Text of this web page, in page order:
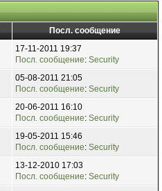
Посл. сообщение
17-11-2011 19:37
Посл. сообщение: Security
05-08-2011 21:05
Посл. сообщение: Security
20-06-2011 16:10
Посл. сообщение: Security
19-05-2011 15:46
Посл. сообщение: Security
13-12-2010 17:03
Посл. сообщение: Security